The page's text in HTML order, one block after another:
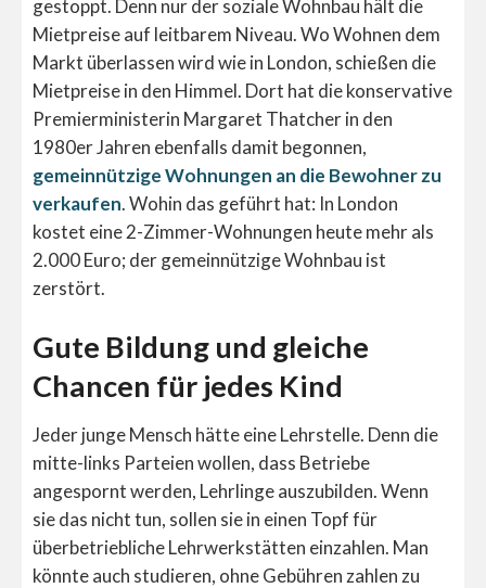
gestoppt. Denn nur der soziale Wohnbau hält die
Mietpreise auf leitbarem Niveau. Wo Wohnen dem
Markt überlassen wird wie in London, schießen die
Mietpreise in den Himmel. Dort hat die konservative
Premierministerin Margaret Thatcher in den
1980er Jahren ebenfalls damit begonnen,
gemeinnützige Wohnungen an die Bewohner zu
verkaufen. Wohin das geführt hat: In London
kostet eine 2-Zimmer-Wohnungen heute mehr als
2.000 Euro; der gemeinnützige Wohnbau ist
zerstört.
Gute Bildung und gleiche
Chancen für jedes Kind
Jeder junge Mensch hätte eine Lehrstelle. Denn die
mitte-links Parteien wollen, dass Betriebe
angespornt werden, Lehrlinge auszubilden. Wenn
sie das nicht tun, sollen sie in einen Topf für
überbetriebliche Lehrwerkstätten einzahlen. Man
könnte auch studieren, ohne Gebühren zahlen zu